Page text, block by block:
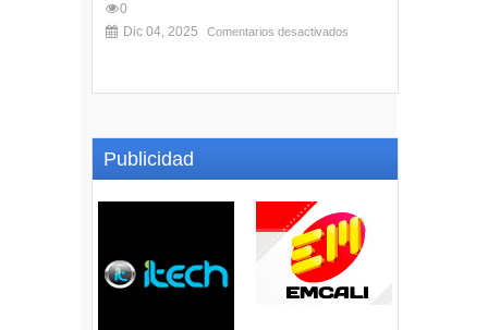
0
Dic 04, 2025
Comentarios desactivados
Publicidad